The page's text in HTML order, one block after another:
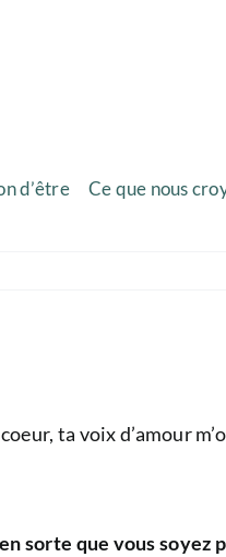
d’être Ce que nous
ta voix d’amour
sorte que vous